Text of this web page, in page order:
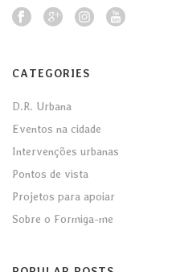
CATEGORIES
D.R. Urbana
Eventos na cidade
Intervenções urbanas
Pontos de vista
Projetos para apoiar
Sobre o Formiga-me